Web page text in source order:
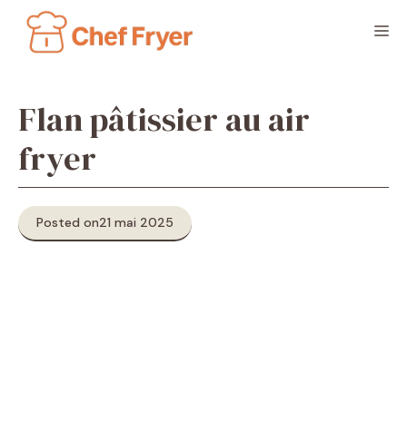
contenu
Flan pâtissier au air
fryer
Posted on21 mai 2025